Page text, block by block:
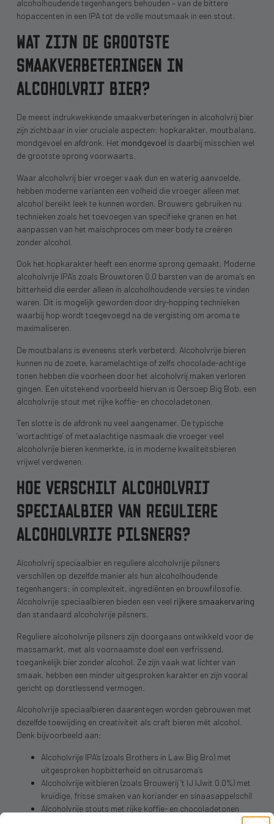
alcoholhoudende tegenhangers behouden – van de bittere
hopaccenten in een IPA tot de volle moutsmaak in een stout.
WAT ZIJN DE GROOTSTE
SMAAKVERBETERINGEN IN
ALCOHOLVRIJ BIER?
De meest indrukwekkende smaakverbeteringen in alcoholvrij bier
zijn zichtbaar in vier cruciale aspecten: hopkarakter, moutbalans,
mondgevoel en afdronk. Het mondgevoel is daarbij misschien wel
de grootste sprong voorwaarts.
Waar alcoholvrij bier vroeger vaak dun en waterig aanvoelde,
hebben moderne varianten een volheid die vroeger alleen met
alcohol bereikt leek te kunnen worden. Brouwers gebruiken nu
technieken zoals het toevoegen van specifieke granen en het
aanpassen van het maischproces om meer body te creëren
zonder alcohol.
Ook het hopkarakter heeft een enorme sprong gemaakt. Moderne
alcoholvrije IPA’s zoals Brouwtoren 0.0 barsten van de aroma’s en
bitterheid die eerder alleen in alcoholhoudende versies te vinden
waren. Dit is mogelijk geworden door dry-hopping technieken
waarbij hop wordt toegevoegd na de vergisting om aroma te
maximaliseren.
De moutbalans is eveneens sterk verbeterd. Alcoholvrije bieren
kunnen nu de zoete, karamelachtige of zelfs chocolade-achtige
tonen hebben die voorheen door het alcoholvrij maken verloren
gingen. Een uitstekend voorbeeld hiervan is Oersoep Big Bob, een
alcoholvrije stout met rijke koffie- en chocoladetonen.
Ten slotte is de afdronk nu veel aangenamer. De typische
‘wortachtige’ of metaalachtige nasmaak die vroeger veel
alcoholvrije bieren kenmerkte, is in moderne kwaliteitsbieren
vrijwel verdwenen.
HOE VERSCHILT ALCOHOLVRIJ
SPECIAALBIER VAN REGULIERE
ALCOHOLVRIJE PILSNERS?
Alcoholvrij speciaalbier en reguliere alcoholvrije pilsners
verschillen op dezelfde manier als hun alcoholhoudende
tegenhangers: in complexiteit, ingrediënten en brouwfilosofie.
Alcoholvrije speciaalbieren bieden een veel rijkere smaakervaring
dan standaard alcoholvrije pilsners.
Reguliere alcoholvrije pilsners zijn doorgaans ontwikkeld voor de
massamarkt, met als voornaamste doel een verfrissend,
toegankelijk bier zonder alcohol. Ze zijn vaak wat lichter van
smaak, hebben een minder uitgesproken karakter en zijn vooral
gericht op dorstlessend vermogen.
Alcoholvrije speciaalbieren daarentegen worden gebrouwen met
dezelfde toewijding en creativiteit als craft bieren mét alcohol.
Denk bijvoorbeeld aan:
Alcoholvrije IPA’s (zoals Brothers in Law Big Bro) met
uitgesproken hopbitterheid en citrusaroma’s
Alcoholvrije witbieren (zoals Brouwerij ’t IJ IJwit 0.0%) met
kruidige, frisse smaken van koriander en sinaasappelschil
Alcoholvrije stouts met rijke koffie- en chocoladetonen
Alcoholvrije speciaalbieren met wilde gisting of fruitinfusies